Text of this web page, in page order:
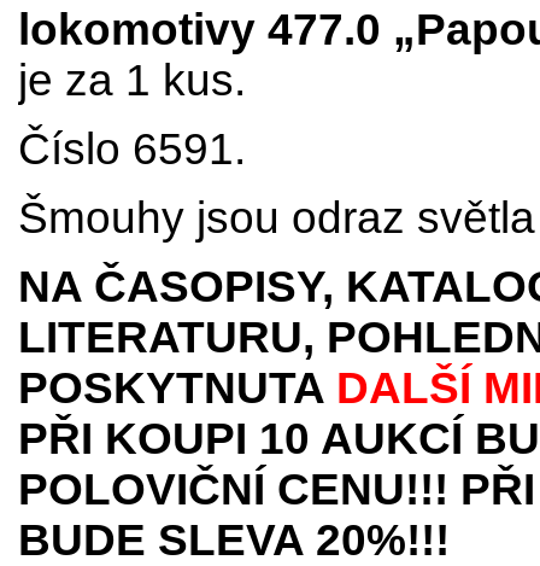
lokomotivy 477.0
je za 1 kus.
Číslo 6591.
Šmouhy jsou odraz
NA ČASOPISY,
LITERATURU,
POSKYTNUTA DALŠÍ
PŘI KOUPI 10 AUKCÍ
POLOVIČNÍ CENU!!!
BUDE SLEVA 20%!!!